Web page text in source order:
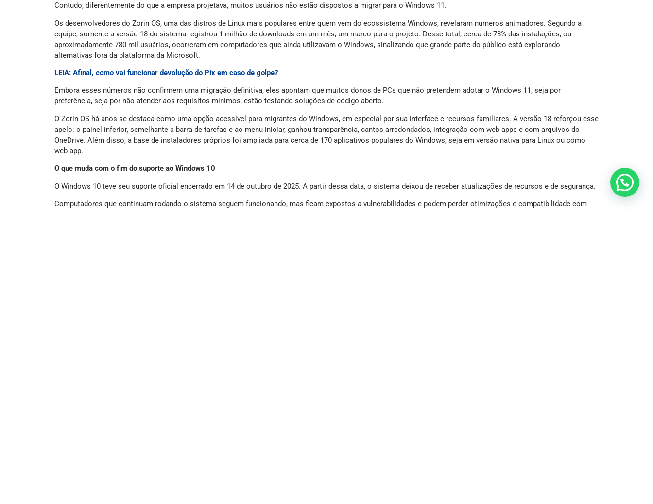
Contudo, diferentemente do que a empresa projetava, muitos usuários não estão dispostos a migrar para o Windows 11.
Os desenvolvedores do Zorin OS, uma das distros de Linux mais populares entre quem vem do ecossistema Windows, revelaram números animadores. Segundo a
equipe, somente a versão 18 do sistema registrou 1 milhão de downloads em um mês, um marco para o projeto. Desse total, cerca de 78% das instalações, ou
aproximadamente 780 mil usuários, ocorreram em computadores que ainda utilizavam o Windows, sinalizando que grande parte do público está explorando
alternativas fora da plataforma da Microsoft.
LEIA: Afinal, como vai funcionar devolução do Pix em caso de golpe?
Embora esses números não confirmem uma migração definitiva, eles apontam que muitos donos de PCs que não pretendem adotar o Windows 11, seja por
preferência, seja por não atender aos requisitos mínimos, estão testando soluções de código aberto.
O Zorin OS há anos se destaca como uma opção acessível para migrantes do Windows, em especial por sua interface e recursos familiares. A versão 18 reforçou esse
apelo: o painel inferior, semelhante à barra de tarefas e ao menu iniciar, ganhou transparência, cantos arredondados, integração com web apps e com arquivos do
OneDrive. Além disso, a base de instaladores próprios foi ampliada para cerca de 170 aplicativos populares do Windows, seja em versão nativa para Linux ou como
web app.
O que muda com o fim do suporte ao Windows 10
O Windows 10 teve seu suporte oficial encerrado em 14 de outubro de 2025. A partir dessa data, o sistema deixou de receber atualizações de recursos e de segurança.
Computadores que continuam rodando o sistema seguem funcionando, mas ficam expostos a vulnerabilidades e podem perder otimizações e compatibilidade com